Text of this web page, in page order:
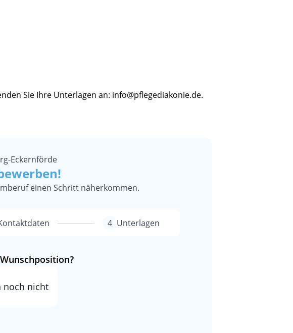
Sie Ihre Unterlagen an: info@pflegediakonie.de.
Eckernförde
einen Schritt näherkommen.
4 Unterlagen
noch nicht